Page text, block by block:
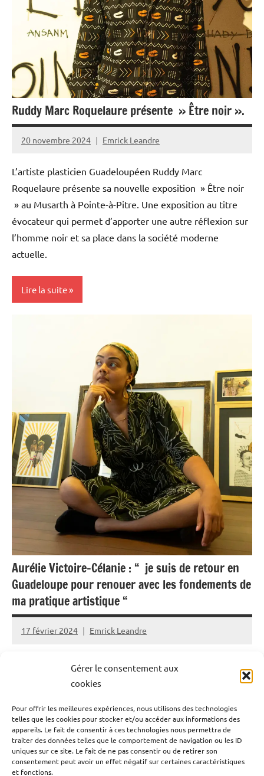
Gérer le consentement aux
cookies
Pour offrir les meilleures expériences, nous utilisons des technologies
telles que les cookies pour stocker et/ou accéder aux informations des
appareils. Le fait de consentir à ces technologies nous permettra de
traiter des données telles que le comportement de navigation ou les ID
uniques sur ce site. Le fait de ne pas consentir ou de retirer son
consentement peut avoir un effet négatif sur certaines caractéristiques
et fonctions.
Outremer
Société
Tourisme
Ruddy Marc Roquelaure présente » Être noir ».
20 novembre 2024 Emrick Leandre
L’artiste plasticien Guadeloupéen Ruddy Marc
Roquelaure présente sa nouvelle exposition » Être noir
» au Musarth à Pointe-à-Pitre. Une exposition au titre
évocateur qui permet d’apporter une autre réflexion sur
l’homme noir et sa place dans la société moderne
actuelle.
Lire la suite
Aurélie Victoire-Célanie : “ je suis de retour en
Guadeloupe pour renouer avec les fondements de
ma pratique artistique “
17 février 2024 Emrick Leandre
Aurélie Victoire-Célanie est une jeune artiste
guadeloupéenne qui a fait le choix du retour au pays. Un
développer tant humainement qu’artistiquement. Elle
nous a reçu dans au Confluence studio, son atelier situé
au coeur du centre-ville de Pointe-à-Pitre pour revenir
sur son parcours et son choix de revenir chez elle pour